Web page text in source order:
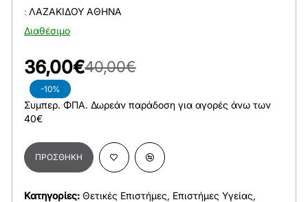
Διαθέσιμο
: ΛΑΖΑΚΊΔΟΥ ΑΘΗΝΆ
-10%
36,00€40,00€
Συμπερ. ΦΠΑ. Δωρεάν παράδοση για αγορές άνω των
40€
ΠΡΟΣΘΉΚΗ
Κατηγορίες: Θετικές Επιστήμες, Επιστήμες Υγείας,